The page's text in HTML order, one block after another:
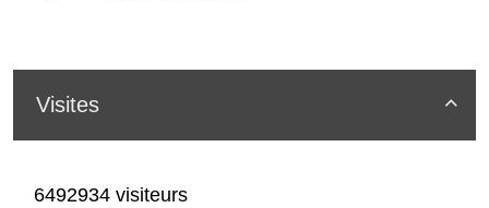

Visites
6492934 visiteurs